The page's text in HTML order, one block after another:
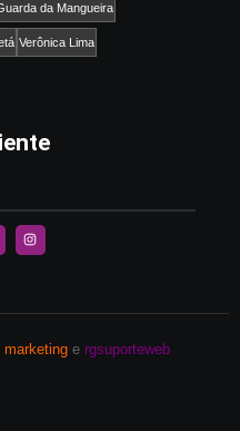
da Mangueira
Verônica Lima
marketing e rgsuporteweb